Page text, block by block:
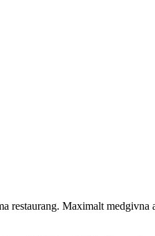
restaurang. Maximalt medgivna